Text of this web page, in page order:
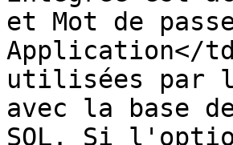
et Mot de
Application</
utilisées par
avec la base
SQL. Si